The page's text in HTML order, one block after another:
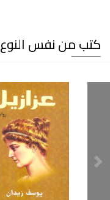
كتب من نفس النوع